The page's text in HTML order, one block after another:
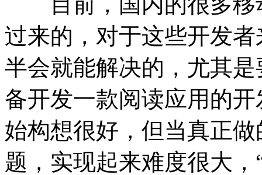
过来的，对于这些开发
半会就能解决的，尤其
备开发一款阅读应用的
始构想很好，但当真正
题，实现起来难度很大